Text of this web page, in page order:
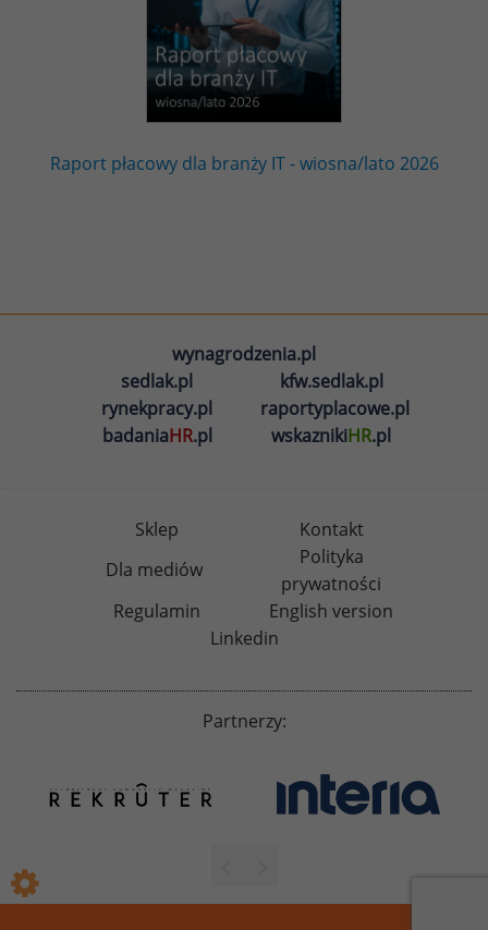
Raport płacowy dla branży IT - wiosna/lato 2026
wynagrodzenia.pl
sedlak.pl
kfw.sedlak.pl
rynekpracy.pl
raportyplacowe.pl
badaniaHR.pl wskaznikiHR.pl
Sklep
Kontakt
Dla mediów
Polityka
prywatności
Regulamin
English version
Linkedin
Partnerzy: